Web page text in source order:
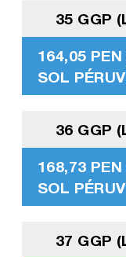
35 GGP
164,05 PEN
SOL
36 GGP
168,73 PEN
SOL
37 GGP